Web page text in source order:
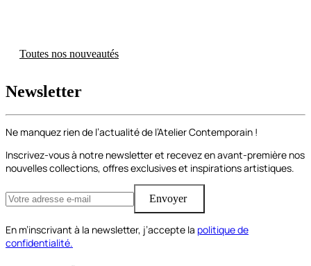
à partir de69.00€Découvrir les options
Toutes nos nouveautés
Newsletter
Ne manquez rien de l’actualité de l’Atelier Contemporain !
Inscrivez-vous à notre newsletter et recevez en avant-première nos
nouvelles collections, offres exclusives et inspirations artistiques.
Envoyer
En m’inscrivant à la newsletter, j’accepte la politique de
confidentialité.